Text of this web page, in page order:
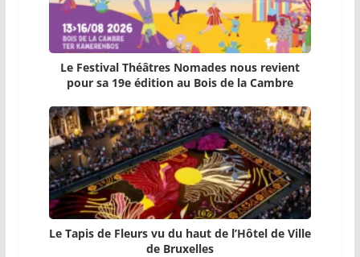
Le Festival Théâtres Nomades nous revient
pour sa 19e édition au Bois de la Cambre
Le Tapis de Fleurs vu du haut de l’Hôtel de Ville
de Bruxelles